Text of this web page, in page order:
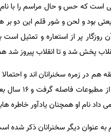
است که حس و حال مراسم را با
بود و لحن و شور قلم این دو
روزگار پر از استعاره و تمثیل
پخش شد و تا انقلاب پیروز شد
هم در زمره سخنرانان اند و
خرسند سردبیر
نام او همچنان یادآور خاطره
عنوان دیگر سخنرانان ذکر شده